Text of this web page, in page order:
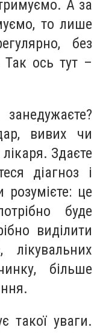
А за
то лише
без
Так ось тут –
вивих чи
Здаєте
діагноз і
розумієте: це
буде
виділити
більше
такої уваги.